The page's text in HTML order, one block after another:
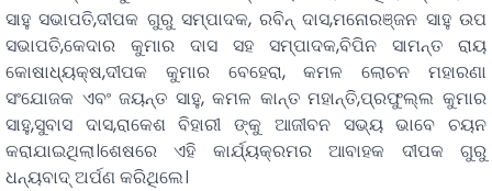
ସାହୁ ସଭାପତି,ଦୀପକ ଗୁରୁ ସମ୍ପାଦକ, ରବିନ୍ ଦାସ,ମନୋରଞ୍ଜନ ସାହୁ ଉପ
ସଭାପତି,କେଦାର କୁମାର ଦାସ ସହ ସମ୍ପାଦକ,ବିପିନ ସାମନ୍ତ ରାୟ
କୋଷାଧ୍ୟକ୍ଷ,ଦୀପକ କୁମାର ବେହେରା, କମଳ ଲୋଚନ ମହାରଣା
ସଂଯୋଜକ ଏବଂ ଜୟନ୍ତ ସାହୁ, କମଳ କାନ୍ତ ମହାନ୍ତି,ପ୍ରଫୁଲ୍ଲ କୁମାର
ସାହୁ,ସୁବାସ ଦାସ,ରାକେଶ ବିହାରୀ ଙ୍କୁ ଆଜୀବନ ସଭ୍ୟ ଭାବେ ଚୟନ
କରାଯାଇଥିଲା।ଶେଷରେ ଏହି କାର୍ଯ୍ୟକ୍ରମର ଆବାହକ ଦୀପକ ଗୁରୁ
ଧନ୍ୟବାଦ୍ ଅର୍ପଣ କରିଥିଲେ।